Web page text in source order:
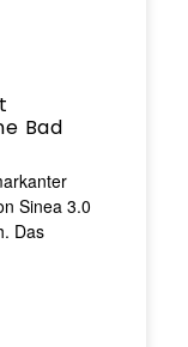
Bad
Sinea 3.0
Das